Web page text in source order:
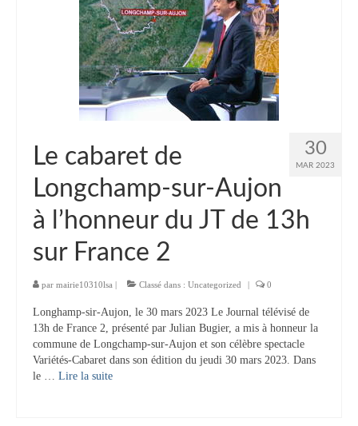
Longchamp-sur-Aujon en cartes postales
Accès / Transports
Tourisme
Hébergement
Services publics
Formalités administratives
Santé
Qualité de l’eau
Téléphonie mobile / Internet
Collecte des déchets
Affouages
Location de salles
30
MAR 2023
Le cabaret de
Longchamp-sur-Aujon
à l’honneur du JT de 13h
sur France 2
par mairie10310lsa Classé dans : Uncategorized 0
Longhamp-sir-Aujon, le 30 mars 2023 Le Journal télévisé de
13h de France 2, présenté par Julian Bugier, a mis à honneur la
commune de Longchamp-sur-Aujon et son célèbre spectacle
Variétés-Cabaret dans son édition du jeudi 30 mars 2023. Dans
le … Lire la suite­­